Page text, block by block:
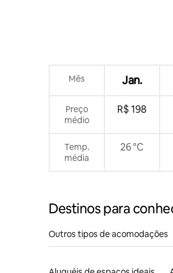
Mês Jan.
Preço
médio
R$ 198
Temp.
média
26 °C
Destinos para
Outros tipos de acomodações